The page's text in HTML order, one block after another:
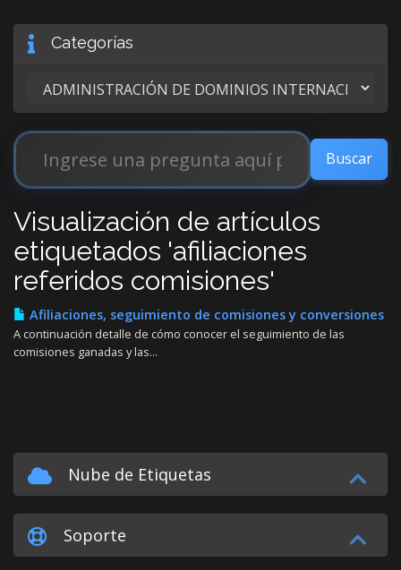
Categorías
Visualización de artículos
etiquetados 'afiliaciones
referidos comisiones'
Afiliaciones, seguimiento de comisiones y conversiones
A continuación detalle de cómo conocer el seguimiento de las
comisiones ganadas y las...
Nube de Etiquetas
Soporte